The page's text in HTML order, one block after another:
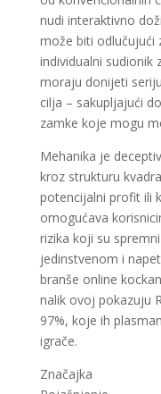
nudi interaktivno
može biti odlučujući
individualni sudionik
moraju donijeti
cilja – sakupljajući
zamke koje mogu
Mehanika je
kroz strukturu
potencijalni profit ili
omogućava
rizika koji su
jedinstvenom i
branše online
nalik ovoj pokazuju
97%, koje ih
igrače.
Značajka